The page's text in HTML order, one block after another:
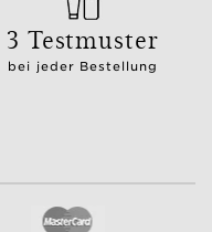
3 Testmuster
bei jeder Bestellung